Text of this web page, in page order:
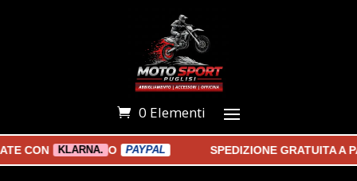
0 Elementi
CON KLARNA. O PAYPAL SPEDIZIONE GRATUITA A